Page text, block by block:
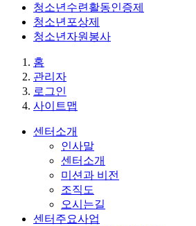
청소년수련활동인증제
청소년포상제
청소년자원봉사
홈
관리자
로그인
사이트맵
센터소개
인사말
센터소개
미션과 비전
조직도
오시는길
센터주요사업